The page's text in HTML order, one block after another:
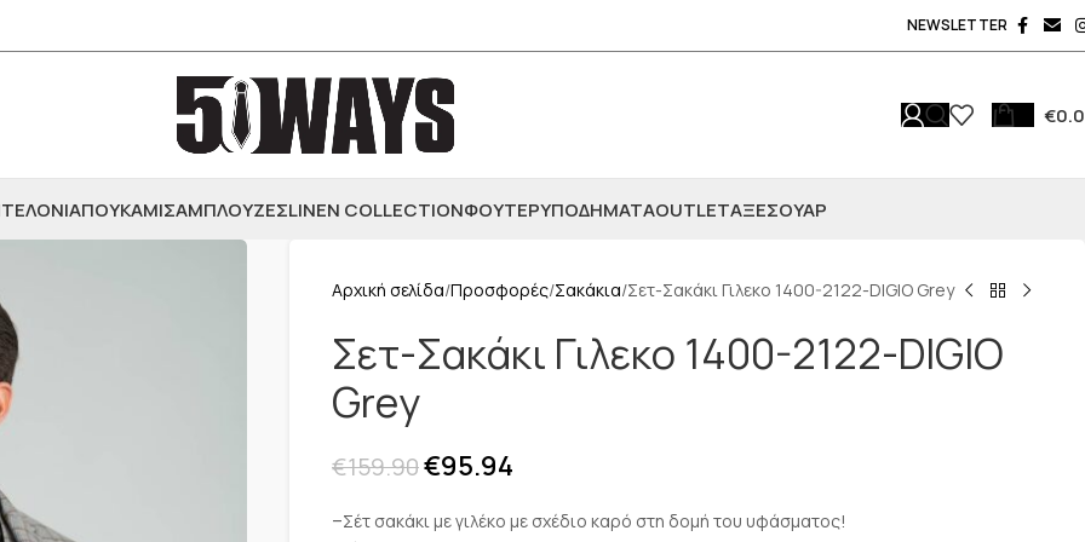
NEWSLETTER
€
ΠΟΥΚΑΜΙΣΑΜΠΛΟΥΖΕΣLINEN COLLECTIONΦΟΥΤΕΡΥΠΟΔΗΜΑΤΑOUTLETΑΞΕΣΟΥΆΡ
Αρχική σελίδα Προσφορές Σακάκια Σετ-Σακάκι Γιλεκο 1400-2122-DIGIO Grey
Σετ-Σακάκι Γιλεκο 1400-2122-DIGIO
Grey
€159.90€95.94
–Σέτ σακάκι με γιλέκο με σχέδιο καρό στη δομή του υφάσματος!